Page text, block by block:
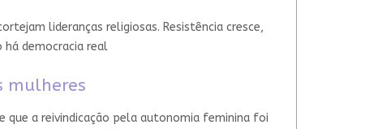
lideranças religiosas. Resistência cresce,
há democracia real
mulheres
que a reivindicação pela autonomia feminina foi